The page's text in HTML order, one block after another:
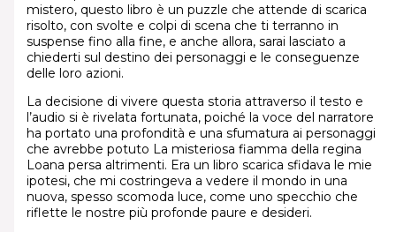
mistero, questo libro è un puzzle che attende di scarica
risolto, con svolte e colpi di scena che ti terranno in
suspense fino alla fine, e anche allora, sarai lasciato a
chiederti sul destino dei personaggi e le conseguenze
delle loro azioni.
La decisione di vivere questa storia attraverso il testo e
l’audio si è rivelata fortunata, poiché la voce del narratore
ha portato una profondità e una sfumatura ai personaggi
che avrebbe potuto La misteriosa fiamma della regina
Loana persa altrimenti. Era un libro scarica sfidava le mie
ipotesi, che mi costringeva a vedere il mondo in una
nuova, spesso scomoda luce, come uno specchio che
riflette le nostre più profonde paure e desideri.